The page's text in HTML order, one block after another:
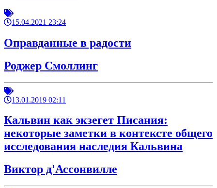
15.04.2021 23:24
Оправданные в радости
Роджер Смоллинг
13.01.2019 02:11
Кальвин как экзегет Писания:
некоторые заметки в контексте общего
исследования наследия Кальвина
Виктор д'Ассонвилле